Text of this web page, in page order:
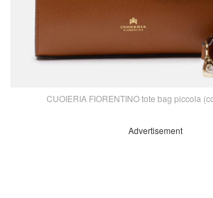
CUOIERIA FIORENTINO tote bag piccola
Advertisement